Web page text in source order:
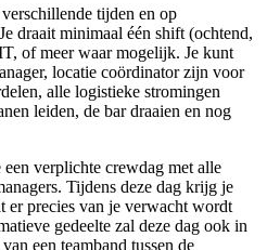
tijden en op
draait minimaal één shift (ochtend,
of meer waar mogelijk. Je kunt
locatie coördinator zijn voor
alle logistieke stromingen
leiden, de bar draaien en nog
verplichte crewdag met alle
Tijdens deze dag krijg je
er precies van je verwacht wordt
gedeelte zal deze dag ook in
een teamband tussen de